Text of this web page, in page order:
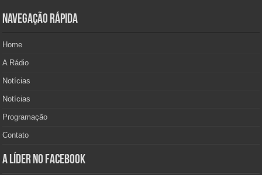
Navegação Rápida
Home
A Rádio
Notícias
Notícias
Programação
Contato
A Líder no Facebook